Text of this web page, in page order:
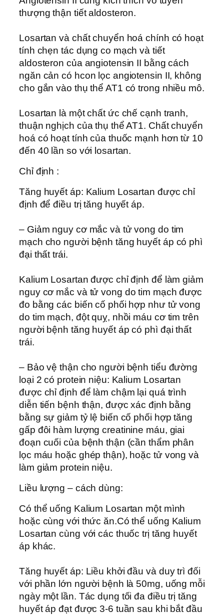
thượng thận tiết aldosteron.
Losartan và chất chuyển hoá chính có hoạt
tính chẹn tác dụng co mạch và tiết
aldosteron của angiotensin II bằng cách
ngăn cản có hcon lọc angiotensin II, không
cho gắn vào thụ thể AT1 có trong nhiều mô.
Losartan là một chất ức chế cạnh tranh,
thuận nghịch của thụ thể AT1. Chất chuyển
hoá có hoạt tính của thuốc mạnh hơn từ 10
đến 40 lần so với losartan.
Chỉ định :
Tăng huyết áp: Kalium Losartan được chỉ
định để điều trị tăng huyết áp.
– Giảm nguy cơ mắc và tử vong do tim
mạch cho người bệnh tăng huyết áp có phì
đại thất trái.
Kalium Losartan được chỉ định để làm giảm
nguy cơ mắc và tử vong do tim mạch được
đo bằng các biến cố phối hợp như tử vong
do tim mạch, đột quỵ, nhồi máu cơ tim trên
người bệnh tăng huyết áp có phì đại thất
trái.
– Bảo vệ thận cho người bệnh tiểu đường
loại 2 có protein niệu: Kalium Losartan
được chỉ định để làm chậm lại quá trình
diễn tiến bệnh thận, được xác định bằng
bằng sự giảm tỷ lệ biến cố phối hợp tăng
gấp đôi hàm lượng creatinine máu, giai
đoạn cuối của bệnh thận (cần thẩm phân
lọc máu hoặc ghép thận), hoặc tử vong và
làm giảm protein niệu.
Liều lượng – cách dùng:
Có thể uống Kalium Losartan một mình
hoặc cùng với thức ăn.Có thể uống Kalium
Losartan cùng với các thuốc trị tăng huyết
áp khác.
Tăng huyết áp: Liều khởi đầu và duy trì đối
với phần lớn người bệnh là 50mg, uống mỗi
ngày một lần. Tác dụng tối đa điều trị tăng
huyết áp đạt được 3-6 tuần sau khi bắt đầu